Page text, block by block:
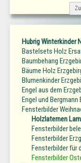
Hubrig Winterkinder
Bastelsets Holz
Baumbehang
Bäume Holz
Blumenkinder
Engel aus dem
Engel und Bergmann
Fensterbilder
Holzlaternen
Fensterbilder
Fensterbilder
Fensterbilder für
Fensterbilder